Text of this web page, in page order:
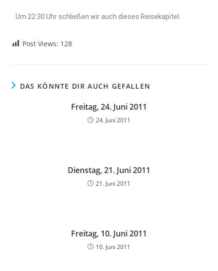
Um 22:30 Uhr schließen wir auch dieses Reisekapitel.
Post Views: 128
DAS KÖNNTE DIR AUCH GEFALLEN
Freitag, 24. Juni 2011
24. Juni 2011
Dienstag, 21. Juni 2011
21. Juni 2011
Freitag, 10. Juni 2011
10. Juni 2011